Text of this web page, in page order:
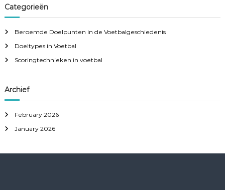
r
c
f
o
r
Categorieën
Beroemde Doelpunten in de Voetbalgeschiedenis
Doeltypes in Voetbal
Scoringtechnieken in voetbal
Archief
February 2026
January 2026